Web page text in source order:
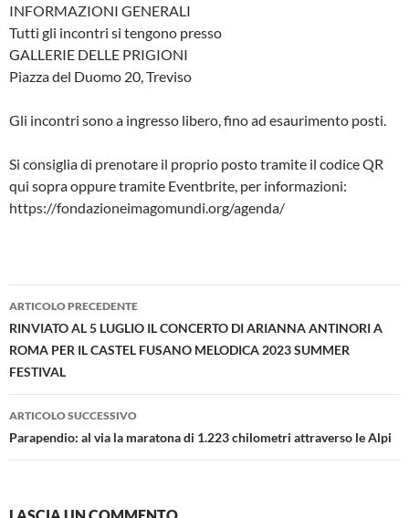
INFORMAZIONI GENERALI
Tutti gli incontri si tengono presso
GALLERIE DELLE PRIGIONI
Piazza del Duomo 20, Treviso
Gli incontri sono a ingresso libero, fino ad esaurimento posti.
Si consiglia di prenotare il proprio posto tramite il codice QR
qui sopra oppure tramite Eventbrite, per informazioni:
https://fondazioneimagomundi.org/agenda/
Navigazione
articolo
ARTICOLO PRECEDENTE
RINVIATO AL 5 LUGLIO IL CONCERTO DI ARIANNA ANTINORI A
ROMA PER IL CASTEL FUSANO MELODICA 2023 SUMMER
FESTIVAL
ARTICOLO SUCCESSIVO
Parapendio: al via la maratona di 1.223 chilometri attraverso le Alpi